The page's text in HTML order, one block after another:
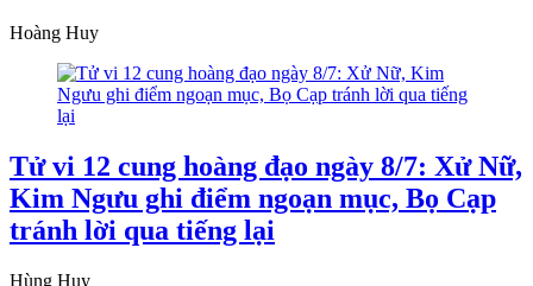
Hoàng Huy
Tử vi 12 cung hoàng đạo ngày 8/7: Xử Nữ,
Kim Ngưu ghi điểm ngoạn mục, Bọ Cạp
tránh lời qua tiếng lại
Hùng Huy